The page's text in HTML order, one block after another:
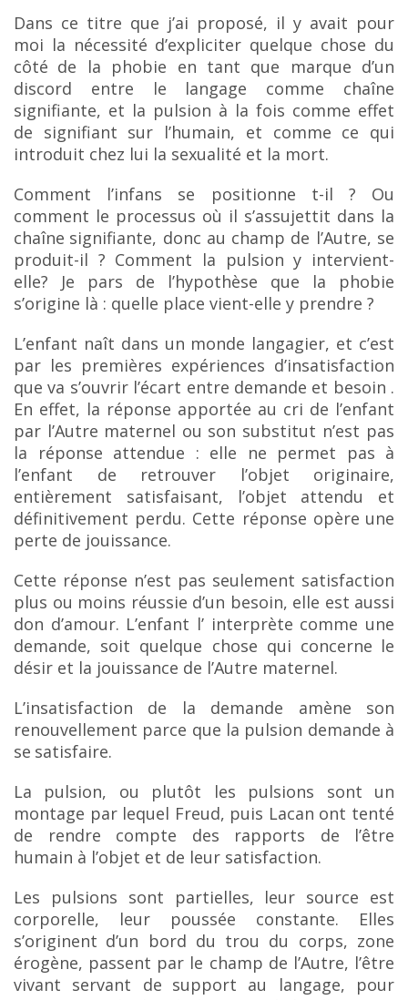
Dans ce titre que j’ai proposé, il y avait pour
moi la nécessité d’expliciter quelque chose du
côté de la phobie en tant que marque d’un
discord entre le langage comme chaîne
signifiante, et la pulsion à la fois comme effet
de signifiant sur l’humain, et comme ce qui
introduit chez lui la sexualité et la mort.
Comment l’infans se positionne t-il ? Ou
comment le processus où il s’assujettit dans la
chaîne signifiante, donc au champ de l’Autre, se
produit-il ? Comment la pulsion y intervient-
elle? Je pars de l’hypothèse que la phobie
s’origine là : quelle place vient-elle y prendre ?
L’enfant naît dans un monde langagier, et c’est
par les premières expériences d’insatisfaction
queva s’ouvrir l’écart entre demande et besoin .
En effet, la réponse apportée au cri de l’enfant
par l’Autre maternel ou son substitut n’est pas
la réponse attendue : elle ne permet pas à
l’enfant de retrouver l’objet originaire,
entièrement satisfaisant, l’objet attendu et
définitivement perdu. Cette réponse opère une
perte de jouissance.
Cette réponse n’est pas seulement satisfaction
plus ou moins réussie d’un besoin, elle est aussi
don d’amour. L’enfant l’ interprète comme une
demande, soit quelque chose qui concerne le
désir et la jouissance de l’Autre maternel.
L’insatisfaction de la demande amène son
renouvellement parce que la pulsion demande à
se satisfaire.
La pulsion, ou plutôt les pulsions sont un
montage par lequel Freud, puis Lacan ont tenté
de rendre compte des rapports de l’être
humain à l’objet et de leur satisfaction.
Les pulsions sont partielles, leur source est
corporelle, leur poussée constante. Elles
s’originent d’un bord du trou du corps, zone
érogène, passent par le champ de l’Autre, l’être
vivant servant de support au langage, pour